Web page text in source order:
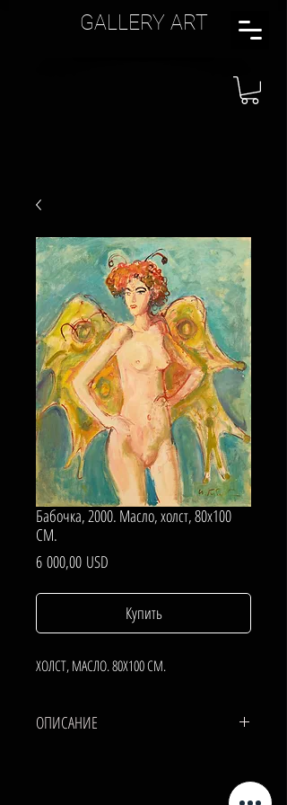
GALLERY ART
Бабочка, 2000. Масло, холст, 80х100
СМ.
6 000,00 USD
Купить
ХОЛСТ, МАСЛО. 80Х100 СМ.
ОПИСАНИЕ